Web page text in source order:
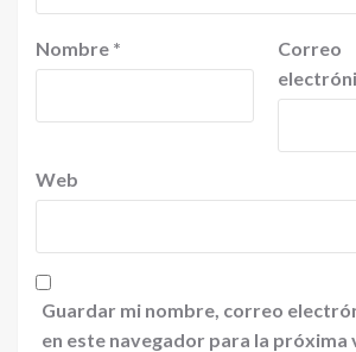
Nombre *
Correo
Web
Guardar mi nombre, correo
en este navegador para la próxima